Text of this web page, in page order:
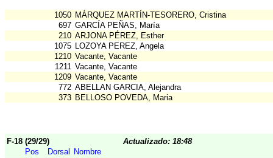
1050 MÁRQUEZ MARTÍN-TESORERO, Cristina
697 GARCÍA PEÑAS, María
210 ARJONA PÉREZ, Esther
1075 LOZOYA PEREZ, Angela
1210 Vacante, Vacante
1211 Vacante, Vacante
1209 Vacante, Vacante
772 ABELLAN GARCIA, Alejandra
373 BELLOSO POVEDA, Maria
F-18 (29/29)
Actualizado: 18:48
Pos
Dorsal
Nombre